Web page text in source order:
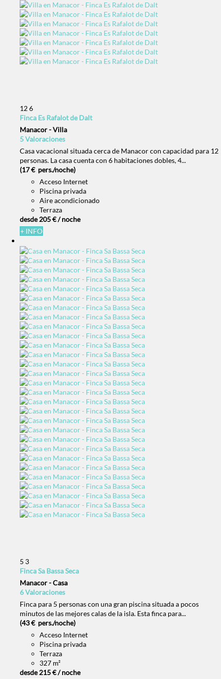
126
Finca Es Rafalot de Dalt
Manacor -Villa
5 Valoraciones
Casa vacacional situada cerca de Manacor con capacidad para 12
personas. La casa cuenta con 6 habitaciones dobles, 4...
(17 € pers./noche)
Acceso Internet
Piscina privada
Aire acondicionado
Terraza
desde 205 €/ noche
+ INFO
5 3
Finca Sa Bassa Seca
Manacor -Casa
6 Valoraciones
Finca para 5 personas con una gran piscina situada a pocos
minutos de las mejores calas de la isla. Esta finca para...
(43 € pers./noche)
Acceso Internet
Piscina privada
Terraza
327 m²
desde 215 €/ noche